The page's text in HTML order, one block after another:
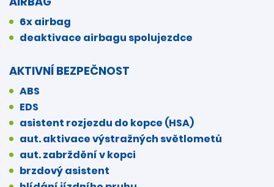
6x airbag
deaktivace airbagu spolujezdce
AKTIVNÍ BEZPEČNOST
ABS
EDS
asistent rozjezdu do kopce (HSA)
aut. aktivace výstražných světlometů
aut. zabrždění v kopci
brzdový asistent